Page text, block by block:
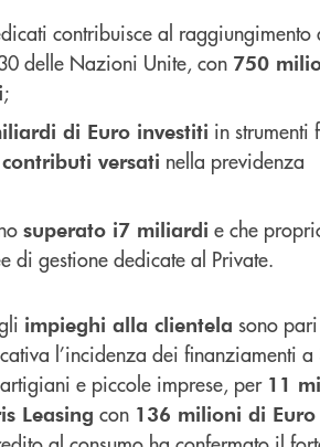
contribuisce al
delle Nazioni Unite, con 750
;
di Euro investiti in strumenti
contributi versati nella previdenza
superato i7 miliardi e che
di gestione dedicate al Private.
impieghi alla clientela sono
l’incidenza dei finanziamenti
e piccole imprese, per 11
Leasing con 136 milioni di Euro